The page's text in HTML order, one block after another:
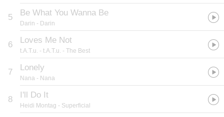
5 Be What You Wanna Be
Darin - Darin
6 Loves Me Not
t.A.T.u. - t.A.T.u. - The Best
7 Lonely
Nana - Nana
8 I'll Do It
Heidi Montag - Superficial